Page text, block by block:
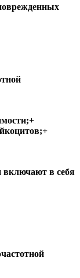
включают в себя